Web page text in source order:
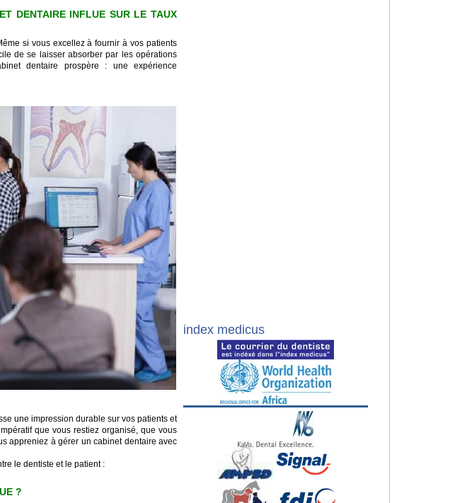
DENTAIRE INFLUE SUR LE TAUX
si vous excellez à fournir à vos patients
de se laisser absorber par les opérations
dentaire prospère : une expérience
une impression durable sur vos patients et
que vous restiez organisé, que vous
appreniez à gérer un cabinet dentaire avec
le dentiste et le patient :
?
index medicus